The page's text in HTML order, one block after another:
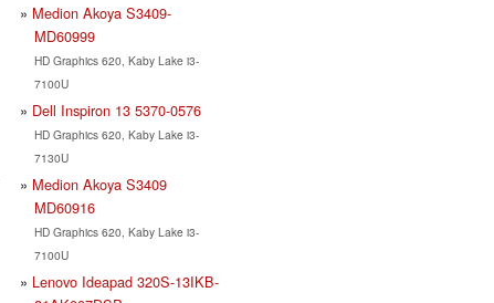
Medion Akoya S3409-
MD60999
HD Graphics 620, Kaby Lake i3-
7100U
Dell Inspiron 13 5370-0576
HD Graphics 620, Kaby Lake i3-
7130U
Medion Akoya S3409
MD60916
HD Graphics 620, Kaby Lake i3-
7100U
Lenovo Ideapad 320S-13IKB-